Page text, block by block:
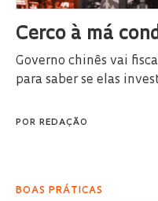
Cerco à má
Governo chinês vai
para saber se elas
POR REDAÇÃO
BOAS PRÁTICAS